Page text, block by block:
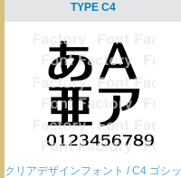
TYPE C4
クリアデザインフォント / C4 ゴシッ